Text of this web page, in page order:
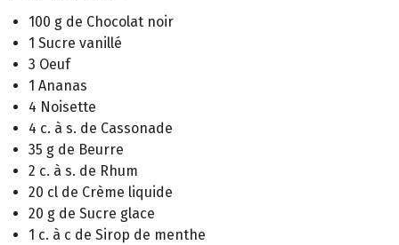
100 g de Chocolat noir
1 Sucre vanillé
3 Oeuf
1 Ananas
4 Noisette
4 c. à s. de Cassonade
35 g de Beurre
2 c. à s. de Rhum
20 cl de Crème liquide
20 g de Sucre glace
1 c. à c de Sirop de menthe